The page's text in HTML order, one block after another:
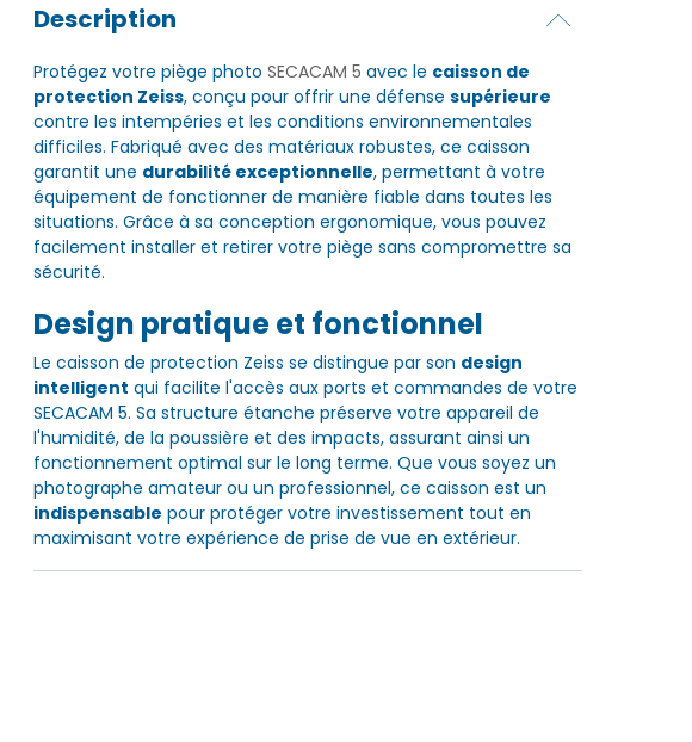
Description
Protégez votre piège photo SECACAM 5 avec le caisson de
protection Zeiss, conçu pour offrir une défense supérieure
contre les intempéries et les conditions environnementales
difficiles. Fabriqué avec des matériaux robustes, ce caisson
garantit une durabilité exceptionnelle, permettant à votre
équipement de fonctionner de manière fiable dans toutes les
situations. Grâce à sa conception ergonomique, vous pouvez
facilement installer et retirer votre piège sans compromettre sa
sécurité.
Design pratique et fonctionnel
Le caisson de protection Zeiss se distingue par son design
intelligent qui facilite l'accès aux ports et commandes de votre
SECACAM 5. Sa structure étanche préserve votre appareil de
l'humidité, de la poussière et des impacts, assurant ainsi un
fonctionnement optimal sur le long terme. Que vous soyez un
photographe amateur ou un professionnel, ce caisson est un
indispensable pour protéger votre investissement tout en
maximisant votre expérience de prise de vue en extérieur.